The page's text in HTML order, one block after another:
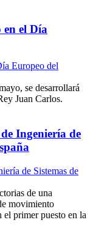
en el Día
se desarrollará
Juan Carlos.
Ingeniería de
de una
movimiento
el primer puesto en la